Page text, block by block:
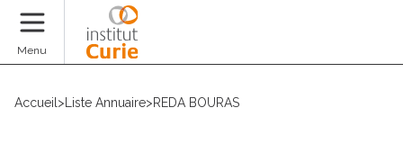
Menu
Accueil > Liste Annuaire>REDA BOURAS